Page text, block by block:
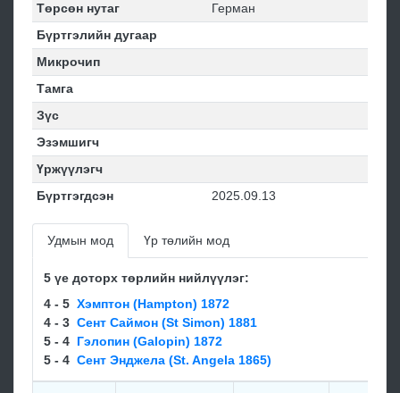
Төрсөн нутаг
Герман
Бүртгэлийн дугаар
Микрочип
Тамга
Зүс
Эзэмшигч
Үржүүлэгч
Бүртгэгдсэн
2025.09.13
Удмын мод Үр төлийн мод
5 үе доторх төрлийн нийлүүлэг:
4 - 5 Хэмптон (Hampton) 1872
4 - 3 Сент Саймон (St Simon) 1881
5 - 4 Гэлопин (Galopin) 1872
5 - 4 Сент Энджела (St. Angela 1865)